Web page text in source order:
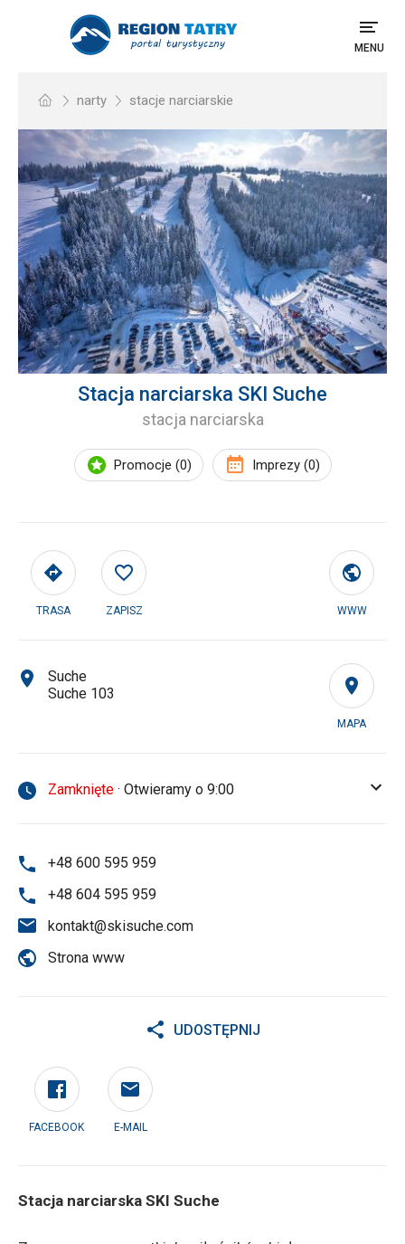
MENU
narty stacje narciarskie
Stacja narciarska SKI Suche
stacja narciarska
Promocje (0) Imprezy (0)
TRASA ZAPISZ WWW
MAPA
Suche
Suche 103
Zamknięte · Otwieramy o 9:00
+48 600 595 959
+48 604 595 959
kontakt@skisuche.com
Strona www
UDOSTĘPNIJ
FACEBOOK E-MAIL
Stacja narciarska SKI Suche